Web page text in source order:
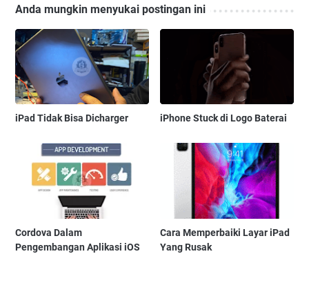
Anda mungkin menyukai postingan ini
iPad Tidak Bisa Dicharger iPhone Stuck di Logo Baterai
Cordova Dalam
Pengembangan Aplikasi iOS
Cara Memperbaiki Layar iPad
Yang Rusak